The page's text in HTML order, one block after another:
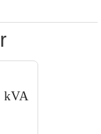
kVA